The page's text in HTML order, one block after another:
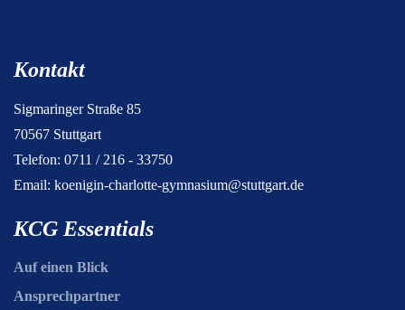
Kontakt
Sigmaringer Straße 85
70567 Stuttgart
Telefon: 0711 / 216 - 33750
Email: koenigin-charlotte-gymnasium@stuttgart.de
KCG Essentials
Auf einen Blick
Ansprechpartner